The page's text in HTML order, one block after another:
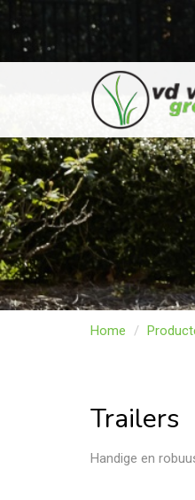
Home
Trailers
Handige en